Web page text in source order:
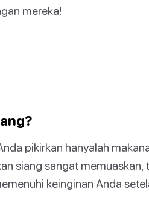
mereka!
pikirkan hanyalah
siang sangat memuaskan,
keinginan Anda